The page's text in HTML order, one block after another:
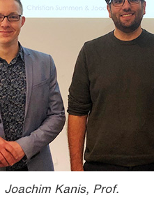
Joachim Kanis, Prof.